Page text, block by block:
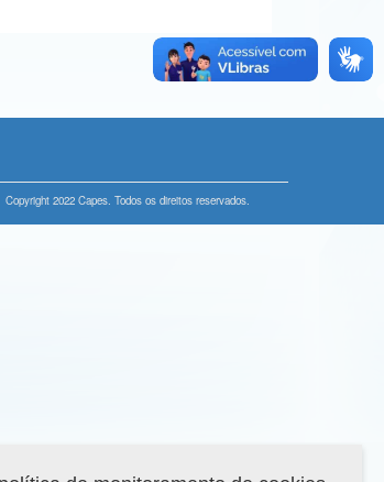
Copyright 2022 Capes. Todos os direitos reservados.